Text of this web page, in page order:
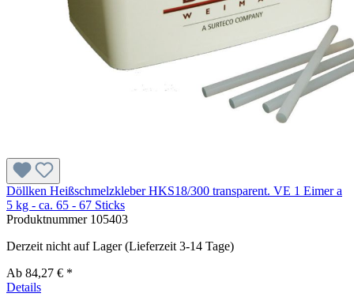
Döllken Heißschmelzkleber HKS18/300 transparent. VE 1 Eimer a
5 kg - ca. 65 - 67 Sticks
Produktnummer 105403
Derzeit nicht auf Lager (Lieferzeit 3-14 Tage)
Ab 84,27 € *
Details